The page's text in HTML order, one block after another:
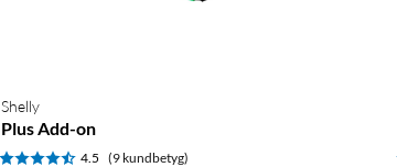
Shelly
Plus Add-on
4.5 (9 kundbetyg)